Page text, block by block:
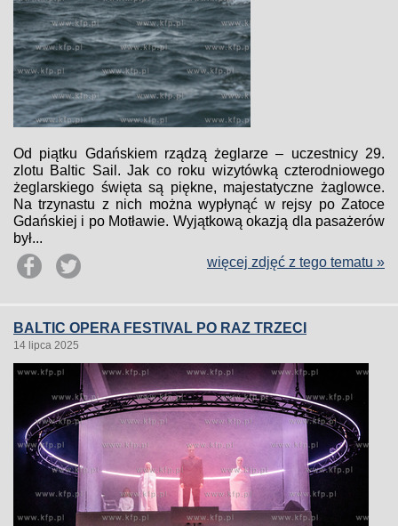
Od piątku Gdańskiem rządzą żeglarze – uczestnicy 29.
zlotu Baltic Sail. Jak co roku wizytówką czterodniowego
żeglarskiego święta są piękne, majestatyczne żaglowce.
Na trzynastu z nich można wypłynąć w rejsy po Zatoce
Gdańskiej i po Motławie. Wyjątkową okazją dla pasażerów
był...
więcej zdjęć z tego tematu »
BALTIC OPERA FESTIVAL PO RAZ TRZECI
14 lipca 2025